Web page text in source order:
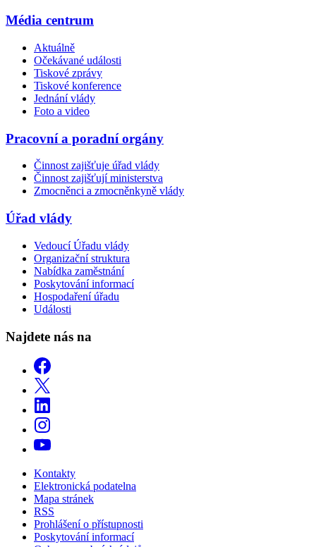
Média centrum
Aktuálně
Očekávané události
Tiskové zprávy
Tiskové konference
Jednání vlády
Foto a video
Pracovní a poradní orgány
Činnost zajišťuje úřad vlády
Činnost zajišťují ministerstva
Zmocněnci a zmocněnkyně vlády
Úřad vlády
Vedoucí Úřadu vlády
Organizační struktura
Nabídka zaměstnání
Poskytování informací
Hospodaření úřadu
Události
Najdete nás na
Kontakty
Elektronická podatelna
Mapa stránek
RSS
Prohlášení o přístupnosti
Poskytování informací